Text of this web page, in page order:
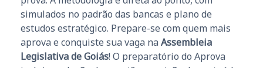
simulados no padrão das bancas e plano de
estudos estratégico. Prepare-se com quem mais
aprova e conquiste sua vaga na Assembleia
Legislativa de Goiás! O preparatório do Aprova